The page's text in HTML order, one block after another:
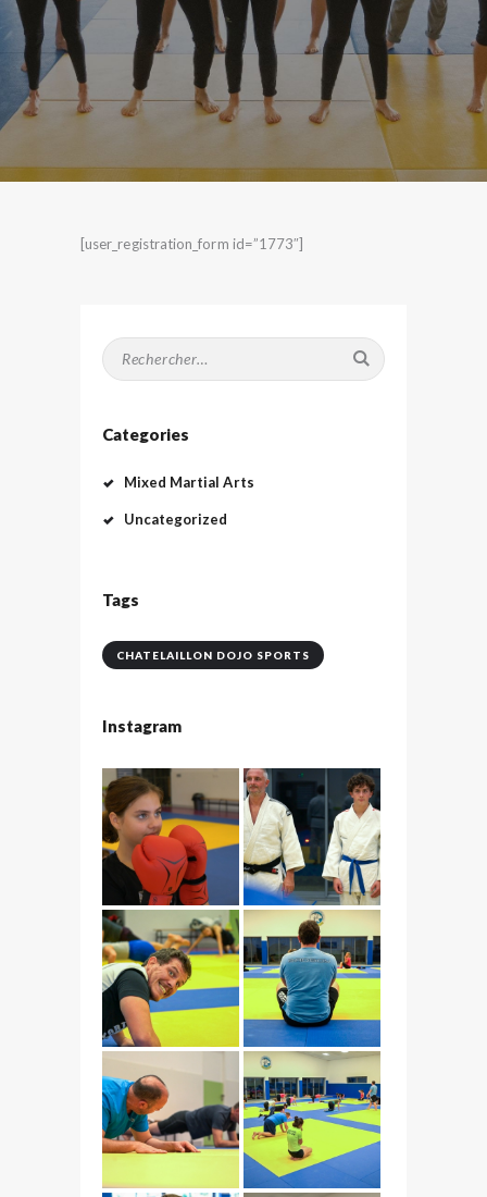
[user_registration_form id=”1773″]
Rechercher :
Categories
Mixed Martial Arts
Uncategorized
Tags
CHATELAILLON DOJO SPORTS
Instagram